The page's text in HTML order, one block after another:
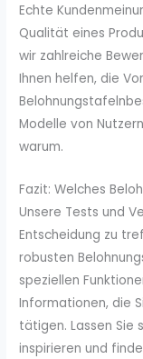
Echte
Qualität eines
wir zahlreiche
Ihnen helfen, die
Modelle von
warum.
Fazit: Welches
Unsere Tests und
Entscheidung zu
robusten
speziellen
Informationen, die
tätigen. Lassen Sie
inspirieren und